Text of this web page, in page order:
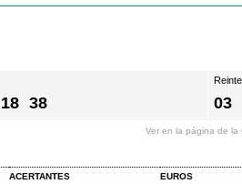
18 38 03
Ver en la página de la
ACERTANTES EUROS